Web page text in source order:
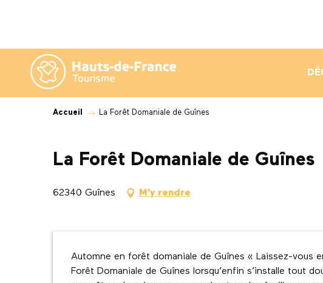
contenu
principal
Accueil La Forêt Domaniale de Guînes
La Forêt Domaniale de Guînes
62340 Guînes M'y rendre
Description
Automne en forêt domaniale de Guînes « Laissez-vous
Forêt Domaniale de Guînes lorsqu’enfin s’installe tout